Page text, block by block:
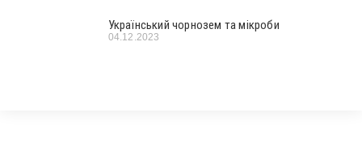
Український чорнозем та мікроби
04.12.2023